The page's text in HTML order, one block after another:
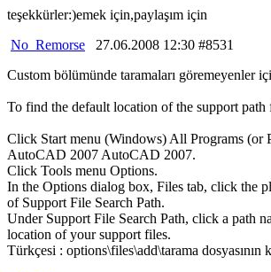
teşekkürler:)emek için,paylaşım için
No_Remorse 27.06.2008 12:30 #8531
Custom bölümünde taramaları göremeyenler
To find the default location of the support path
Click Start menu (Windows) All Programs (or
AutoCAD 2007 AutoCAD 2007.
Click Tools menu Options.
In the Options dialog box, Files tab, click the
of Support File Search Path.
Under Support File Search Path, click a path
location of your support files.
Türkçesi : options\files\add\tarama dosyasının